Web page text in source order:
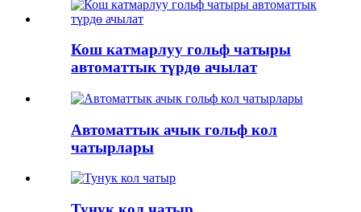
Кош катмарлуу гольф чатыры
автоматтык түрдө ачылат
Автоматтык ачык гольф кол
чатырлары